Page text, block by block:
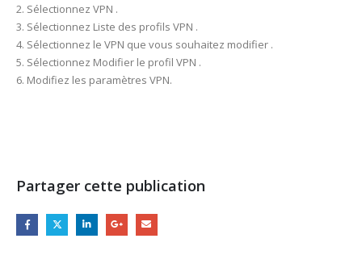
2. Sélectionnez VPN .
3. Sélectionnez Liste des profils VPN .
4. Sélectionnez le VPN que vous souhaitez modifier .
5. Sélectionnez Modifier le profil VPN .
6. Modifiez les paramètres VPN.
Partager cette publication